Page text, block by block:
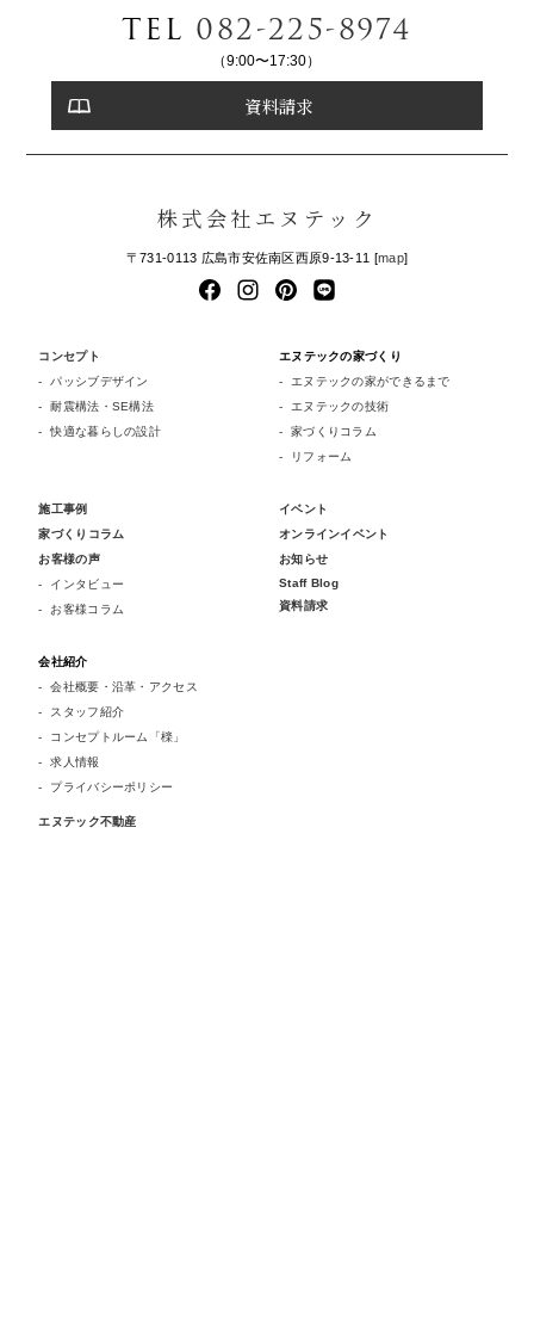
TEL 082-225-8974
（9:00〜17:30）
資料請求
株式会社エヌテック
〒731-0113 広島市安佐南区西原9-13-11 [map]
コンセプト
パッシブデザイン
耐震構法・SE構法
快適な暮らしの設計
エヌテックの家づくり
エヌテックの家ができるまで
エヌテックの技術
家づくりコラム
リフォーム
施工事例
家づくりコラム
お客様の声
インタビュー
お客様コラム
イベント
オンラインイベント
お知らせ
Staff Blog
資料請求
会社紹介
会社概要・沿革・アクセス
スタッフ紹介
コンセプトルーム「檪」
求人情報
プライバシーポリシー
エヌテック不動産